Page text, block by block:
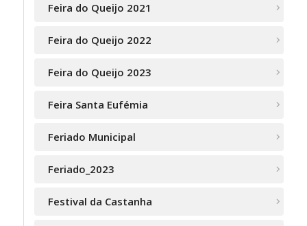
Feira do Queijo 2021
Feira do Queijo 2022
Feira do Queijo 2023
Feira Santa Eufémia
Feriado Municipal
Feriado_2023
Festival da Castanha